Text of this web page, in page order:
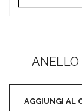
AGGIUNGI AL